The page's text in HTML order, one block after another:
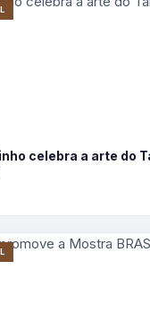
celebra a arte do